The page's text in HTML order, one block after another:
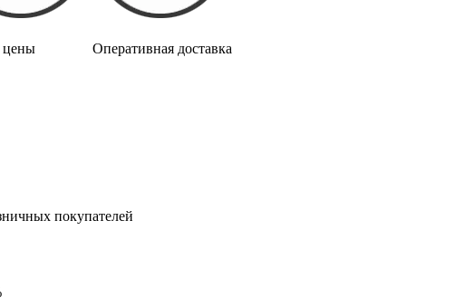
цены Оперативная доставка
покупателей